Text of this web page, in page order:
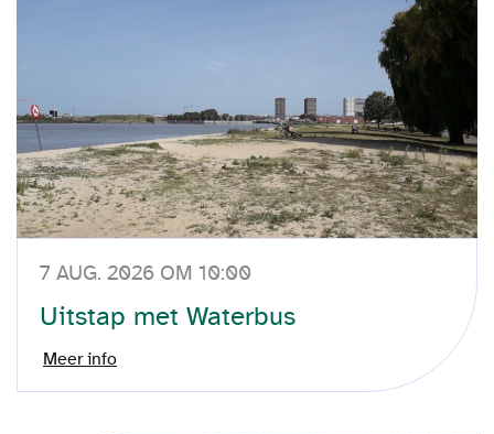
7 AUG. 2026 OM 10:00
Uitstap met Waterbus
Meer info